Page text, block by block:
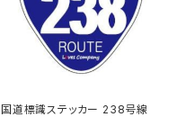
国道標識ステッカー 238号線